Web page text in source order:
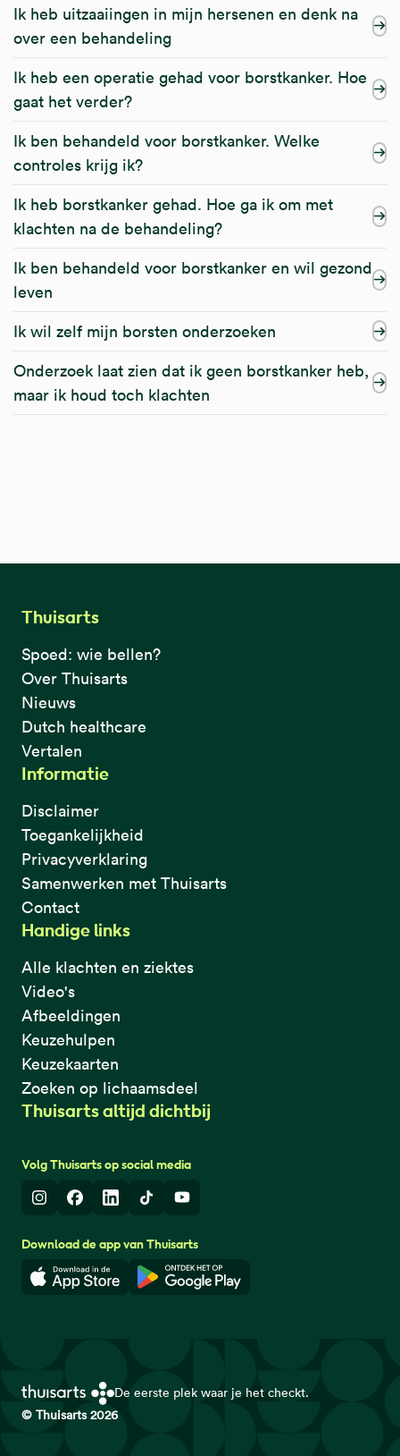
Ik heb uitzaaiingen in mijn hersenen en denk na
over een behandeling
Ik heb een operatie gehad voor borstkanker. Hoe
gaat het verder?
Ik ben behandeld voor borstkanker. Welke
controles krijg ik?
Ik heb borstkanker gehad. Hoe ga ik om met
klachten na de behandeling?
Ik ben behandeld voor borstkanker en wil gezond
leven
Ik wil zelf mijn borsten onderzoeken
Onderzoek laat zien dat ik geen borstkanker heb,
maar ik houd toch klachten
Thuisarts
Spoed: wie bellen?
Over Thuisarts
Nieuws
Dutch healthcare
Vertalen
Informatie
Disclaimer
Toegankelijkheid
Privacyverklaring
Samenwerken met Thuisarts
Contact
Handige links
Alle klachten en ziektes
Video's
Afbeeldingen
Keuzehulpen
Keuzekaarten
Zoeken op lichaamsdeel
Thuisarts altijd dichtbij
Volg Thuisarts op social media
InstagramFacebook
LinkedInTikTokYoutube
Download de app van Thuisarts
Download in de App StoreDownload in de Google Play
De eerste plek waar je het checkt.
© Thuisarts 2026